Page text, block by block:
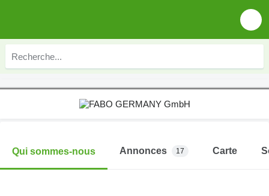
Qui sommes-nous Annonces 17 Carte